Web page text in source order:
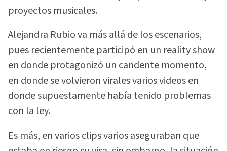
proyectos musicales.
Alejandra Rubio va más allá de los escenarios,
pues recientemente participó en un reality show
en donde protagonizó un candente momento,
en donde se volvieron virales varios videos en
donde supuestamente había tenido problemas
con la ley.
Es más, en varios clips varios aseguraban que